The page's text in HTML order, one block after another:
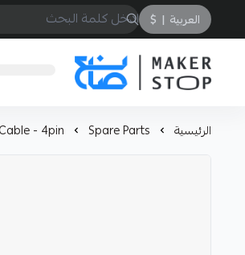
العربية |
$
صانع
الرئيسية Spare Parts
- 4pin